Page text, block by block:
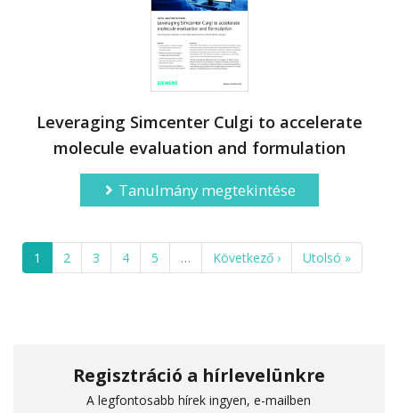
Leveraging Simcenter Culgi to accelerate
molecule evaluation and formulation
Tanulmány megtekintése
1 2 3 4 5 … Következő › Utolsó »
Regisztráció a hírlevelünkre
A legfontosabb hírek ingyen, e-mailben